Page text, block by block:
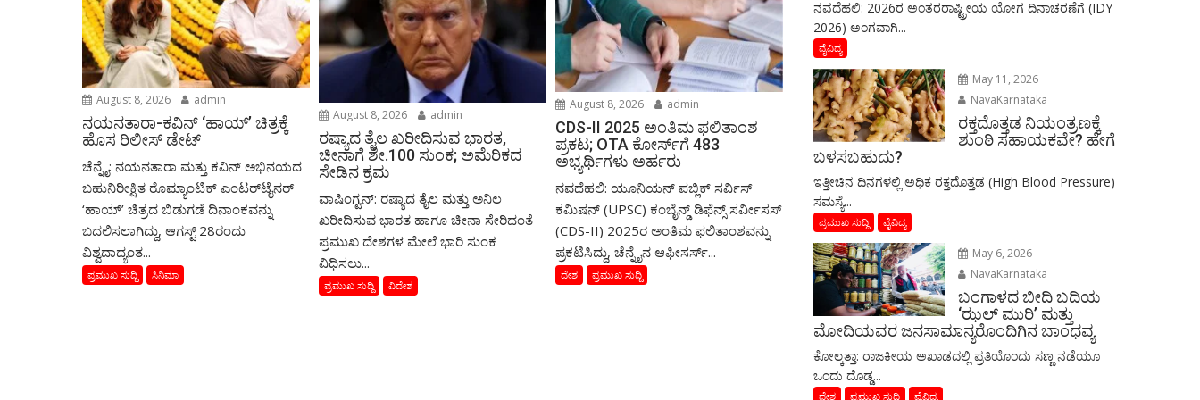
August 8, 2026 admin
ನಯನತಾರಾ-ಕವಿನ್ ‘ಹಾಯ್’ ಚಿತ್ರಕ್ಕೆ
ಹೊಸ ರಿಲೀಸ್ ಡೇಟ್
ಚೆನ್ನೈ: ನಯನತಾರಾ ಮತ್ತು ಕವಿನ್ ಅಭಿನಯದ
ಬಹುನಿರೀಕ್ಷಿತ ರೊಮ್ಯಾಂಟಿಕ್ ಎಂಟರ್‌ಟೈನರ್
‘ಹಾಯ್’ ಚಿತ್ರದ ಬಿಡುಗಡೆ ದಿನಾಂಕವನ್ನು
ಬದಲಿಸಲಾಗಿದ್ದು, ಆಗಸ್ಟ್ 28ರಂದು
ವಿಶ್ವದಾದ್ಯಂತ...
ಪ್ರಮುಖ ಸುದ್ದಿ ಸಿನಿಮಾ
August 8, 2026 admin
ರಷ್ಯಾದ ತೈಲ ಖರೀದಿಸುವ ಭಾರತ,
ಚೀನಾಗೆ ಶೇ.100 ಸುಂಕ; ಅಮೆರಿಕದ
ಸೇಡಿನ ಕ್ರಮ
ವಾಷಿಂಗ್ಟನ್: ರಷ್ಯಾದ ತೈಲ ಮತ್ತು ಅನಿಲ
ಖರೀದಿಸುವ ಭಾರತ ಹಾಗೂ ಚೀನಾ ಸೇರಿದಂತೆ
ಪ್ರಮುಖ ದೇಶಗಳ ಮೇಲೆ ಭಾರಿ ಸುಂಕ
ವಿಧಿಸಲು...
ಪ್ರಮುಖ ಸುದ್ದಿ ವಿದೇಶ
August 8, 2026 admin
CDS-II 2025 ಅಂತಿಮ ಫಲಿತಾಂಶ
ಪ್ರಕಟ; OTA ಕೋರ್ಸ್‌ಗೆ 483
ಅಭ್ಯರ್ಥಿಗಳು ಅರ್ಹರು
ನವದೆಹಲಿ: ಯೂನಿಯನ್ ಪಬ್ಲಿಕ್ ಸರ್ವಿಸ್
ಕಮಿಷನ್ (UPSC) ಕಂಬೈನ್ಡ್ ಡಿಫೆನ್ಸ್ ಸರ್ವೀಸಸ್
(CDS-II) 2025ರ ಅಂತಿಮ ಫಲಿತಾಂಶವನ್ನು
ಪ್ರಕಟಿಸಿದ್ದು, ಚೆನ್ನೈನ ಆಫೀಸರ್ಸ್...
ದೇಶ ಪ್ರಮುಖ ಸುದ್ದಿ
ನವದೆಹಲಿ: 2026ರ ಅಂತರರಾಷ್ಟ್ರೀಯ ಯೋಗ ದಿನಾಚರಣೆಗೆ (IDY
2026) ಅಂಗವಾಗಿ...
ವೈವಿದ್ಯ
May 11, 2026
NavaKarnataka
ರಕ್ತದೊತ್ತಡ ನಿಯಂತ್ರಣಕ್ಕೆ
ಶುಂಠಿ ಸಹಾಯಕವೇ? ಹೇಗೆ
ಬಳಸಬಹುದು?
ಇತ್ತೀಚಿನ ದಿನಗಳಲ್ಲಿ ಅಧಿಕ ರಕ್ತದೊತ್ತಡ (High Blood Pressure)
ಸಮಸ್ಯೆ...
ಪ್ರಮುಖ ಸುದ್ದಿ ವೈವಿದ್ಯ
May 6, 2026
NavaKarnataka
ಬಂಗಾಳದ ಬೀದಿ ಬದಿಯ
‘ಝಲ್ ಮುರಿ’ ಮತ್ತು
ಮೋದಿಯವರ ಜನಸಾಮಾನ್ಯರೊಂದಿಗಿನ ಬಾಂಧವ್ಯ
​ಕೋಲ್ಕತ್ತಾ: ರಾಜಕೀಯ ಅಖಾಡದಲ್ಲಿ ಪ್ರತಿಯೊಂದು ಸಣ್ಣ ನಡೆಯೂ
ಒಂದು ದೊಡ್ಡ...
ದೇಶ ಪ್ರಮುಖ ಸುದ್ದಿ ವೈವಿದ್ಯ